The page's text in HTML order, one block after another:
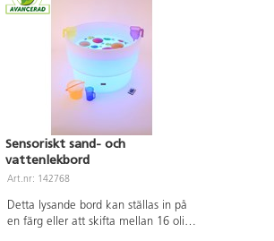
Sensoriskt sand- och
vattenlekbord
Art.nr: 142768
Detta lysande bord kan ställas in på
en färg eller att skifta mellan 16 olika